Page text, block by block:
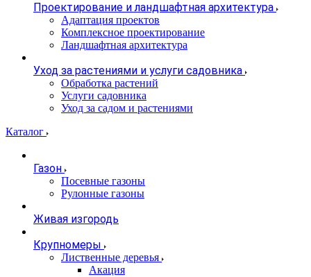
Проектирование и ландшафтная архитектура
Адаптация проектов
Комплексное проектирование
Ландшафтная архитектура
Уход за растениями и услуги садовника
Обработка растений
Услуги садовника
Уход за садом и растениями
Каталог
Газон
Посевные газоны
Рулонные газоны
Живая изгородь
Крупномеры
Лиственные деревья
Акация